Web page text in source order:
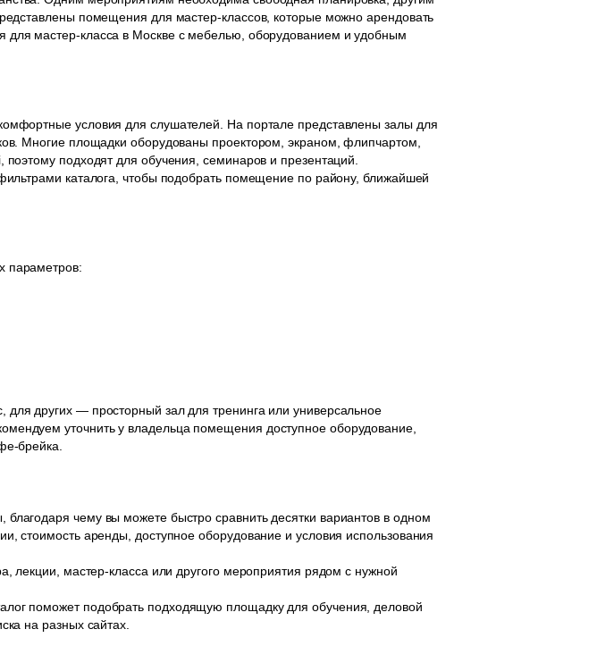
помещения для мастер-классов, которые можно арендовать
мастер-класса в Москве с мебелью, оборудованием и удобным
условия для слушателей. На портале представлены залы для
Многие площадки оборудованы проектором, экраном, флипчартом,
подходят для обучения, семинаров и презентаций.
каталога, чтобы подобрать помещение по району, ближайшей
параметров:
других — просторный зал для тренинга или универсальное
уточнить у владельца помещения доступное оборудование,
брейка.
чему вы можете быстро сравнить десятки вариантов в одном
стоимость аренды, доступное оборудование и условия использования
лекции, мастер-класса или другого мероприятия рядом с нужной
поможет подобрать подходящую площадку для обучения, деловой
на разных сайтах.